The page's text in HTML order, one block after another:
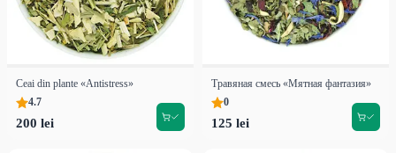
Ceai din plante «Antistress»
4.7
200 lei
Травяная смесь «Мятная фантазия»
0
125 lei